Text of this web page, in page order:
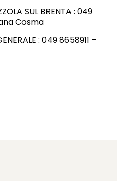
SUL BRENTA : 049
Cosma
: 049 8658911 –